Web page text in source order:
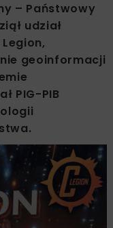
– Państwowy
udział
geoinformacji
PIG-PIB